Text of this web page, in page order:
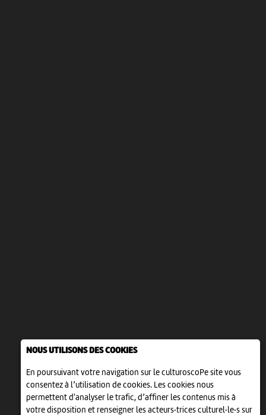
NOUS UTILISONS DES COOKIES
En poursuivant votre navigation sur le culturoscoPe site vous
consentez à l’utilisation de cookies. Les cookies nous
permettent d'analyser le trafic, d’affiner les contenus mis à
votre disposition et renseigner les acteurs·trices culturel·le·s sur